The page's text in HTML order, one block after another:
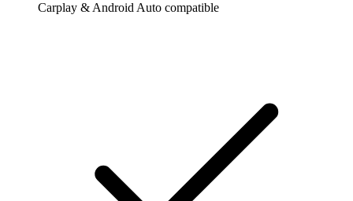
Carplay & Android Auto compatible